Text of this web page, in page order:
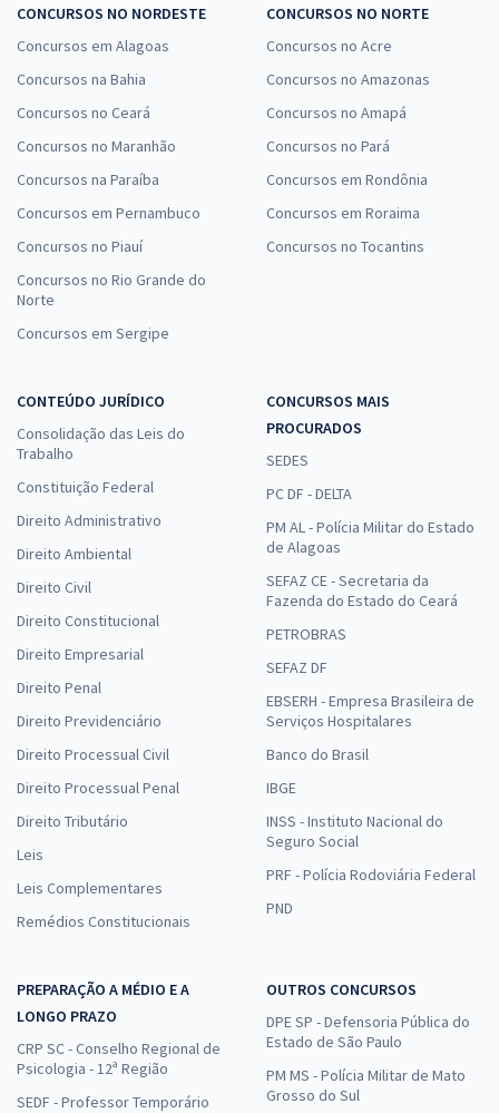
CONCURSOS NO NORDESTE
Concursos em Alagoas
Concursos na Bahia
Concursos no Ceará
Concursos no Maranhão
Concursos na Paraíba
Concursos em Pernambuco
Concursos no Piauí
Concursos no Rio Grande do
Norte
Concursos em Sergipe
CONCURSOS NO NORTE
Concursos no Acre
Concursos no Amazonas
Concursos no Amapá
Concursos no Pará
Concursos em Rondônia
Concursos em Roraima
Concursos no Tocantins
CONTEÚDO JURÍDICO
Consolidação das Leis do
Trabalho
Constituição Federal
Direito Administrativo
Direito Ambiental
Direito Civil
Direito Constitucional
Direito Empresarial
Direito Penal
Direito Previdenciário
Direito Processual Civil
Direito Processual Penal
Direito Tributário
Leis
Leis Complementares
Remédios Constitucionais
CONCURSOS MAIS
PROCURADOS
SEDES
PC DF - DELTA
PM AL - Polícia Militar do Estado
de Alagoas
SEFAZ CE - Secretaria da
Fazenda do Estado do Ceará
PETROBRAS
SEFAZ DF
EBSERH - Empresa Brasileira de
Serviços Hospitalares
Banco do Brasil
IBGE
INSS - Instituto Nacional do
Seguro Social
PRF - Polícia Rodoviária Federal
PND
PREPARAÇÃO A MÉDIO E A
LONGO PRAZO
CRP SC - Conselho Regional de
Psicologia - 12ª Região
SEDF - Professor Temporário
OUTROS CONCURSOS
DPE SP - Defensoria Pública do
Estado de São Paulo
PM MS - Polícia Militar de Mato
Grosso do Sul